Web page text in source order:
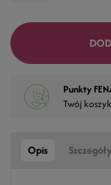
Punkty
Twój
Opis Szczegóły